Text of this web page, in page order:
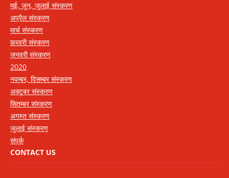
मई, जून, जुलाई संस्करण
अप्रैल संस्करण
मार्च संस्करण
फ़रवरी संस्करण
जनवरी संस्करण
2020
नवम्बर, दिसम्बर संस्करण
अक्टूबर संस्करण
सितम्बर संस्करण
अगस्त संस्करण
जुलाई संस्करण
संपर्क
CONTACT US